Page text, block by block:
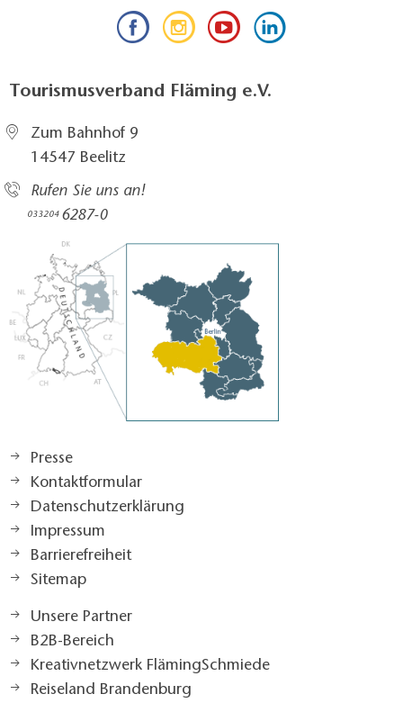
Tourismusverband Fläming e.V.
Zum Bahnhof 9
14547 Beelitz
Rufen Sie uns an!
033204 6287-0
Presse
Kontaktformular
Datenschutzerklärung
Impressum
Barrierefreiheit
Sitemap
Unsere Partner
B2B-Bereich
Kreativnetzwerk FlämingSchmiede
Reiseland Brandenburg